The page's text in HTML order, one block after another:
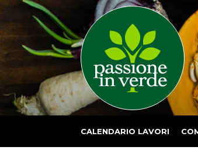
in
CALENDARIO LAVORI